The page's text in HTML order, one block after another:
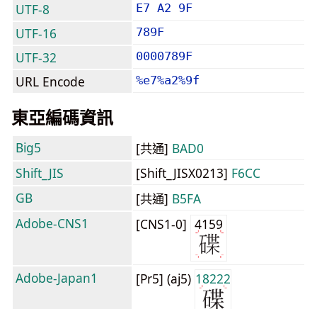
UTF-8 E7 A2 9F
UTF-16 789F
UTF-32 0000789F
URL Encode %e7%a2%9f
東亞編碼資訊
Big5 [共通] BAD0
Shift_JIS
[Shift_JISX0213] F6CC
GB
[共通] B5FA
Adobe-CNS1
[CNS1-0] 4159
Adobe-Japan1 [Pr5] (aj5) 18222